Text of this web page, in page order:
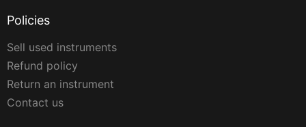
Policies
Sell used instruments
Refund policy
Return an instrument
Contact us